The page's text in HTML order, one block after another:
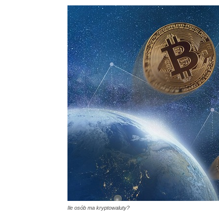
Ile osób ma kryptowaluty?